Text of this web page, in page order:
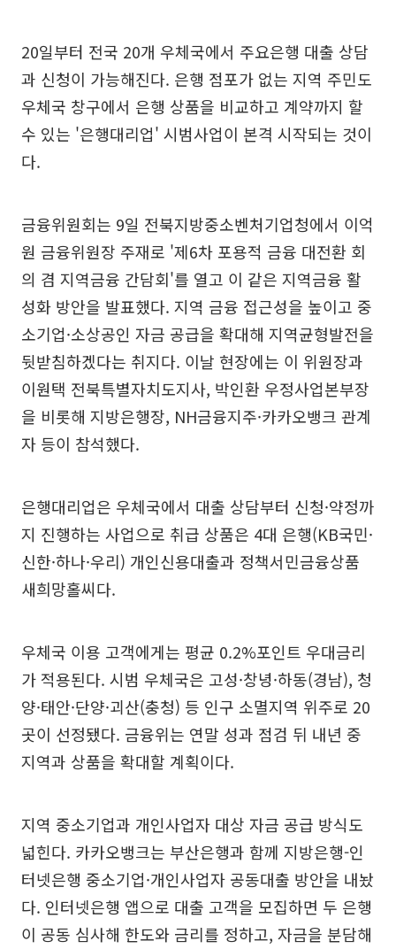
20일부터 전국 20개 우체국에서 주요은행 대출 상담
과 신청이 가능해진다. 은행 점포가 없는 지역 주민도
우체국 창구에서 은행 상품을 비교하고 계약까지 할
수 있는 '은행대리업' 시범사업이 본격 시작되는 것이
다.
금융위원회는 9일 전북지방중소벤처기업청에서 이억
원 금융위원장 주재로 '제6차 포용적 금융 대전환 회
의 겸 지역금융 간담회'를 열고 이 같은 지역금융 활
성화 방안을 발표했다. 지역 금융 접근성을 높이고 중
소기업·소상공인 자금 공급을 확대해 지역균형발전을
뒷받침하겠다는 취지다. 이날 현장에는 이 위원장과
이원택 전북특별자치도지사, 박인환 우정사업본부장
을 비롯해 지방은행장, NH금융지주·카카오뱅크 관계
자 등이 참석했다.
은행대리업은 우체국에서 대출 상담부터 신청·약정까
지 진행하는 사업으로 취급 상품은 4대 은행(KB국민·
신한·하나·우리) 개인신용대출과 정책서민금융상품
새희망홀씨다.
우체국 이용 고객에게는 평균 0.2%포인트 우대금리
가 적용된다. 시범 우체국은 고성·창녕·하동(경남), 청
양·태안·단양·괴산(충청) 등 인구 소멸지역 위주로 20
곳이 선정됐다. 금융위는 연말 성과 점검 뒤 내년 중
지역과 상품을 확대할 계획이다.
지역 중소기업과 개인사업자 대상 자금 공급 방식도
넓힌다. 카카오뱅크는 부산은행과 함께 지방은행-인
터넷은행 중소기업·개인사업자 공동대출 방안을 내놨
다. 인터넷은행 앱으로 대출 고객을 모집하면 두 은행
이 공동 심사해 한도와 금리를 정하고, 자금을 분담해